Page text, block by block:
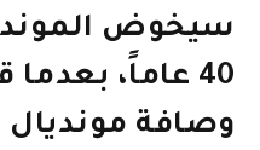
سيخوض
40 عاماً، بعدما